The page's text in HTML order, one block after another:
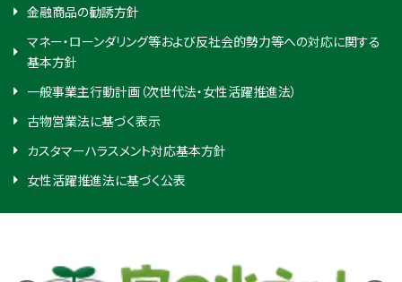
金融商品の勧誘方針
マネー・ローンダリング等および反社会的勢力等への対応に関する
基本方針
一般事業主行動計画（次世代法・女性活躍推進法）
古物営業法に基づく表示
カスタマーハラスメント対応基本方針
女性活躍推進法に基づく公表